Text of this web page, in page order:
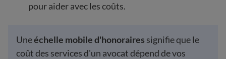
pour aider avec les coûts.
Uneéchelle mobile d'honoraires signifie que le
coût des services d'un avocat dépend de vos